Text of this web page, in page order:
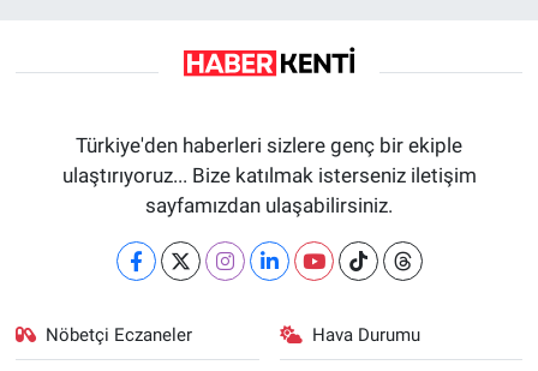
Türkiye'den haberleri sizlere genç bir ekiple
ulaştırıyoruz... Bize katılmak isterseniz iletişim
sayfamızdan ulaşabilirsiniz.
Nöbetçi Eczaneler Hava Durumu